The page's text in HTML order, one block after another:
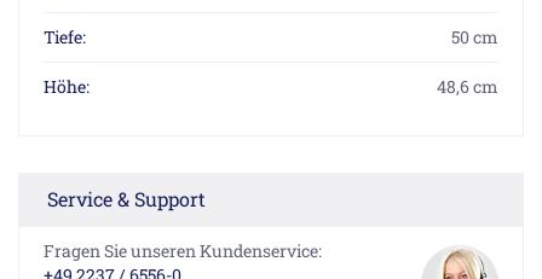
Tiefe: 50 cm
Höhe: 48,6 cm
Service & Support
Fragen Sie unseren Kundenservice: